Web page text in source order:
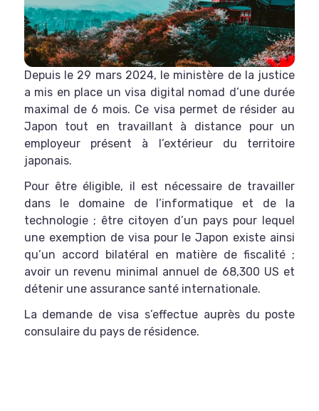
Depuis le 29 mars 2024, le ministère de la justice
a mis en place un visa digital nomad d’une durée
maximal de 6 mois. Ce visa permet de résider au
Japon tout en travaillant à distance pour un
employeur présent à l’extérieur du territoire
japonais.
Pour être éligible, il est nécessaire de travailler
dans le domaine de l’informatique et de la
technologie ; être citoyen d’un pays pour lequel
une exemption de visa pour le Japon existe ainsi
qu’un accord bilatéral en matière de fiscalité ;
avoir un revenu minimal annuel de 68,300 US et
détenir une assurance santé internationale.
La demande de visa s’effectue auprès du poste
consulaire du pays de résidence.